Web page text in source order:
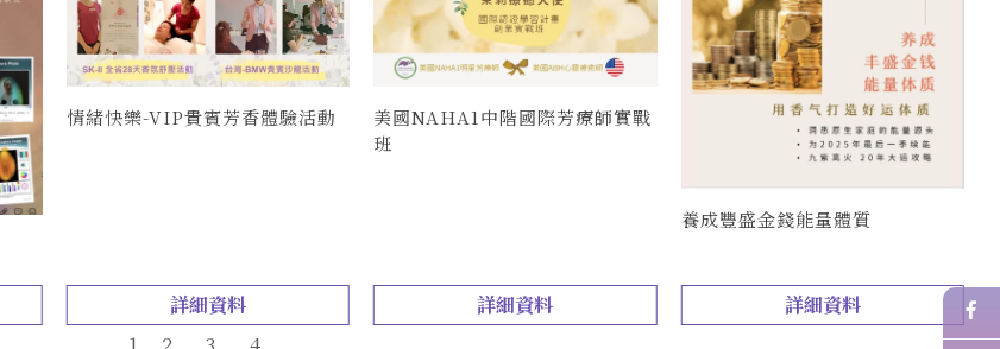
情緒快樂-VIP貴賓芳香體驗活動
詳細資料
美國NAHA1中階國際芳療師實戰
班
詳細資料
養成豐盛金錢能量體質
詳細資料